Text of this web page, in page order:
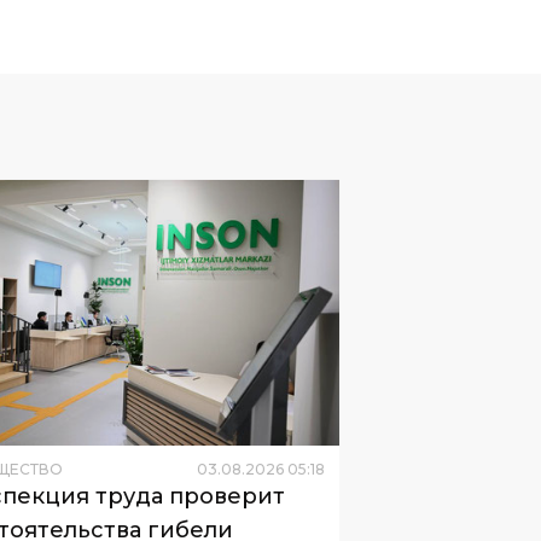
03.08.2026 05
труда проверит
гибели
центра «Инсон»
для проверки стали сообщения
сетях.